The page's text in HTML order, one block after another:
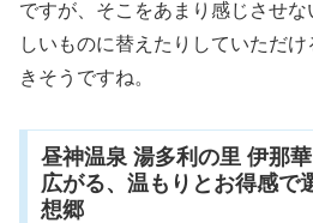
ですが、そこをあまり感じさせ
しいものに替えたりしていただ
きそうですね。
昼神温泉 湯多利の里 伊那
広がる、温もりとお得感で
想郷